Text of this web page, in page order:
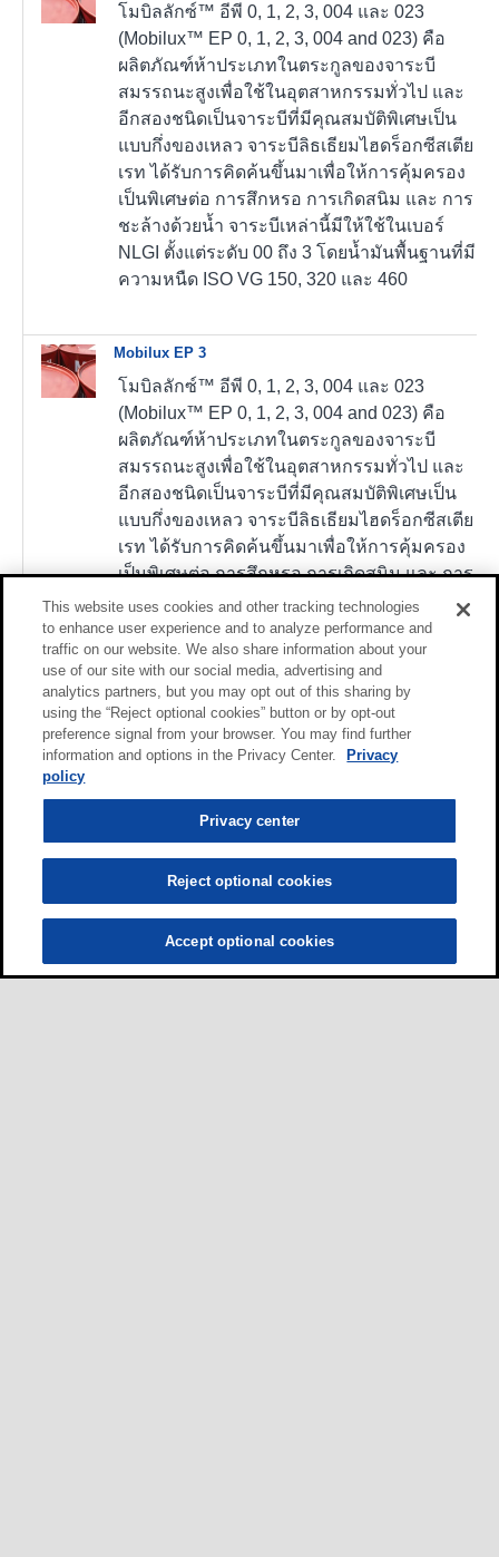
โมบิลลักซ์™ อีพี 0, 1, 2, 3, 004 และ 023
(Mobilux™ EP 0, 1, 2, 3, 004 and 023) คือ
ผลิตภัณฑ์ห้าประเภทในตระกูลของจาระบี
สมรรถนะสูงเพื่อใช้ในอุตสาหกรรมทั่วไป และ
อีกสองชนิดเป็นจาระบีที่มีคุณสมบัติพิเศษเป็น
แบบกึ่งของเหลว จาระบีลิธเธียมไฮดร็อกซีสเตีย
เรท ได้รับการคิดค้นขึ้นมาเพื่อให้การคุ้มครอง
เป็นพิเศษต่อ การสึกหรอ การเกิดสนิม และ การ
ชะล้างด้วยน้ำ จาระบีเหล่านี้มีให้ใช้ในเบอร์
NLGI ตั้งแต่ระดับ 00 ถึง 3 โดยน้ำมันพื้นฐานที่มี
ความหนืด ISO VG 150, 320 และ 460
Mobilux EP 3
โมบิลลักซ์™ อีพี 0, 1, 2, 3, 004 และ 023
(Mobilux™ EP 0, 1, 2, 3, 004 and 023) คือ
ผลิตภัณฑ์ห้าประเภทในตระกูลของจาระบี
สมรรถนะสูงเพื่อใช้ในอุตสาหกรรมทั่วไป และ
อีกสองชนิดเป็นจาระบีที่มีคุณสมบัติพิเศษเป็น
แบบกึ่งของเหลว จาระบีลิธเธียมไฮดร็อกซีสเตีย
เรท ได้รับการคิดค้นขึ้นมาเพื่อให้การคุ้มครอง
เป็นพิเศษต่อ การสึกหรอ การเกิดสนิม และ การ
ชะล้างด้วยน้ำ จาระบีเหล่านี้มีให้ใช้ในเบอร์
NLGI ตั้งแต่ระดับ 00 ถึง 3 โดยน้ำมันพื้นฐานที่มี
ความหนืด ISO VG 150, 320 และ 460
This website uses cookies and other tracking technologies
to enhance user experience and to analyze performance and
traffic on our website. We also share information about your
use of our site with our social media, advertising and
analytics partners, but you may opt out of this sharing by
using the “Reject optional cookies” button or by opt-out
preference signal from your browser. You may find further
information and options in the Privacy Center.
Privacy
policy
Privacy center
Reject optional cookies
Accept optional cookies